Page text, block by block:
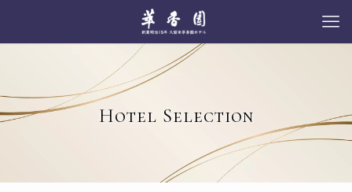
Hotel Selection